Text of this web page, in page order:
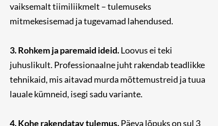
vaiksemalt tiimiliikmelt – tulemuseks
mitmekesisemad ja tugevamad lahendused.
3. Rohkem ja paremaid ideid.Loovus ei teki
juhuslikult. Professionaalne juht rakendab teadlikke
tehnikaid, mis aitavad murda mõttemustreid ja tuua
lauale kümneid, isegi sadu variante.
4. Kohe rakendatav tulemus.Päeva lõpuks on sul 3